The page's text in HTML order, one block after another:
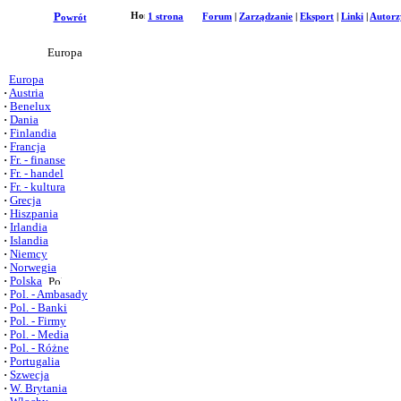
Powrót 1 strona Forum Zarządzanie Eksport Linki
Europa
Europa
· Austria
· Benelux
· Dania
· Finlandia
· Francja
· Fr. - finanse
· Fr. - handel
· Fr. - kultura
· Grecja
· Hiszpania
· Irlandia
· Islandia
· Niemcy
· Norwegia
· Polska
· Pol. - Ambasady
· Pol. - Banki
· Pol. - Firmy
· Pol. - Media
· Pol. - Różne
· Portugalia
· Szwecja
· W. Brytania